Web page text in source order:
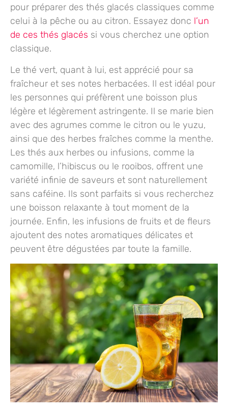
pour préparer des thés glacés classiques comme
celui à la pêche ou au citron. Essayez donc l’un
de ces thés glacés si vous cherchez une option
classique.
Le thé vert, quant à lui, est apprécié pour sa
fraîcheur et ses notes herbacées. Il est idéal pour
les personnes qui préfèrent une boisson plus
légère et légèrement astringente. Il se marie bien
avec des agrumes comme le citron ou le yuzu,
ainsi que des herbes fraîches comme la menthe.
Les thés aux herbes ou infusions, comme la
camomille, l’hibiscus ou le rooibos, offrent une
variété infinie de saveurs et sont naturellement
sans caféine. Ils sont parfaits si vous recherchez
une boisson relaxante à tout moment de la
journée. Enfin, les infusions de fruits et de fleurs
ajoutent des notes aromatiques délicates et
peuvent être dégustées par toute la famille.